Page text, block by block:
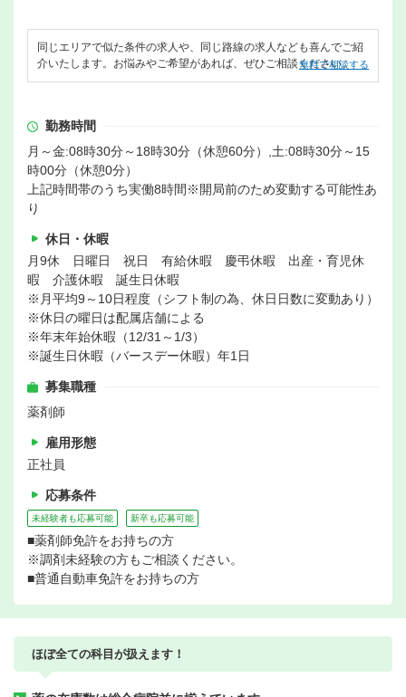
同じエリアで似た条件の求人や、同じ路線の求人なども喜んでご紹
介いたします。お悩みやご希望があれば、ぜひご相談ください。
無料で相談する
勤務時間
月～金:08時30分～18時30分（休憩60分）,土:08時30分～15
時00分（休憩0分）
上記時間帯のうち実働8時間※開局前のため変動する可能性あ
り
休日・休暇
月9休 日曜日 祝日 有給休暇 慶弔休暇 出産・育児休
暇 介護休暇 誕生日休暇
※月平均9～10日程度（シフト制の為、休日日数に変動あり）
※休日の曜日は配属店舗による
※年末年始休暇（12/31～1/3）
※誕生日休暇（バースデー休暇）年1日
募集職種
薬剤師
雇用形態
正社員
応募条件
未経験者も応募可能 新卒も応募可能
■薬剤師免許をお持ちの方
※調剤未経験の方もご相談ください。
■普通自動車免許をお持ちの方
ほぼ全ての科目が扱えます！